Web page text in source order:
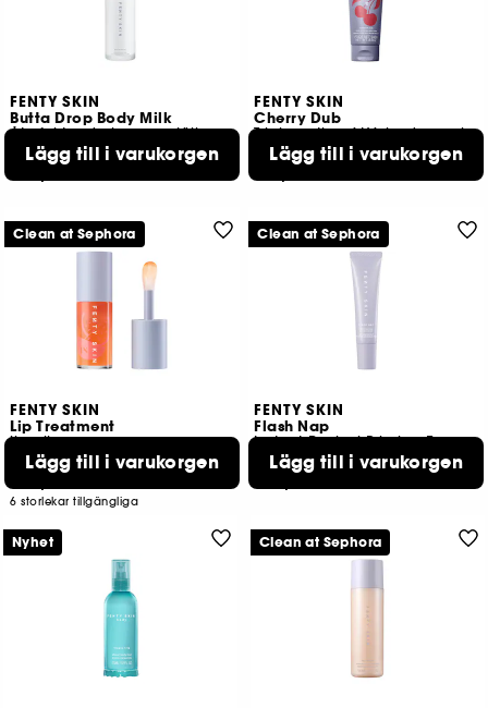
FENTY SKIN
Butta Drop Body Milk
Återfuktande kroppsmjölk
1155
459,00 KR
Lägg till i varukorgen
FENTY SKIN
Cherry Dub
Triple action AHA body scrub
298
419,00 KR
Lägg till i varukorgen
FENTY SKIN
Lip Treatment
lip oil
955
259,00 KR
6 storlekar tillgängliga
Lägg till i varukorgen
Clean at Sephora
FENTY SKIN
Flash Nap
Instant Revival Priming Eye Gel-Cream
101
339,00 KR
Lägg till i varukorgen
Clean at Sephora
Nyhet Clean at Sephora